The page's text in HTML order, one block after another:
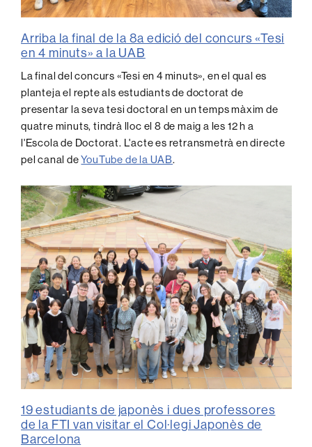
Arriba la final de la 8a edició del concurs «Tesi
en 4 minuts» a la UAB
La final del concurs «Tesi en 4 minuts», en el qual es
planteja el repte als estudiants de doctorat de
presentar la seva tesi doctoral en un temps màxim de
quatre minuts, tindrà lloc el 8 de maig a les 12 h a
l'Escola de Doctorat. L'acte es retransmetrà en directe
pel canal deYouTube de la UAB.
19 estudiants de japonès i dues professores
de la FTI van visitar el Col·legi Japonès de
Barcelona